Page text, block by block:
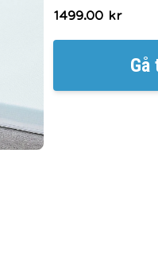
1499.00kr
Gå